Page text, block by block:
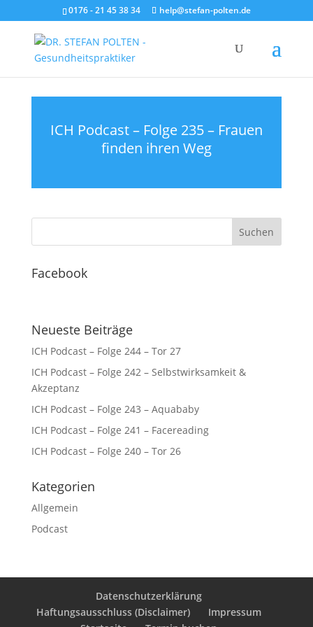
0176 - 21 45 38 34 help@stefan-polten.de
ICH Podcast – Folge 235 – Frauen
finden ihren Weg
Facebook
Neueste Beiträge
ICH Podcast – Folge 244 – Tor 27
ICH Podcast – Folge 242 – Selbstwirksamkeit &
Akzeptanz
ICH Podcast – Folge 243 – Aquababy
ICH Podcast – Folge 241 – Facereading
ICH Podcast – Folge 240 – Tor 26
Kategorien
Allgemein
Podcast
Datenschutzerklärung
Haftungsausschluss (Disclaimer)
Impressum